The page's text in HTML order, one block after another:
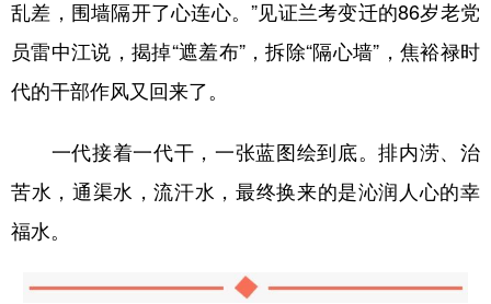
乱差，围墙隔开了心连心。”见证兰考变迁的86岁老党
员雷中江说，揭掉“遮羞布”，拆除“隔心墙”，焦裕禄时
代的干部作风又回来了。
一代接着一代干，一张蓝图绘到底。排内涝、治
苦水，通渠水，流汗水，最终换来的是沁润人心的幸
福水。